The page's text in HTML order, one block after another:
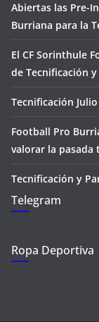
Abiertas las Pre-
Burriana para la
El CF Sorinthule
de Tecnificación
Tecnificación
Football Pro
valorar la
Tecnificación y
Telegram
Ropa Deportiva